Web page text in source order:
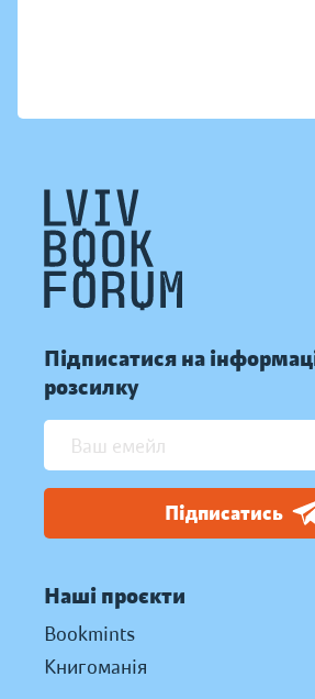
Підписатися на
розсилку
Підписатись
Наші проєкти
Bookmints
Книгоманія